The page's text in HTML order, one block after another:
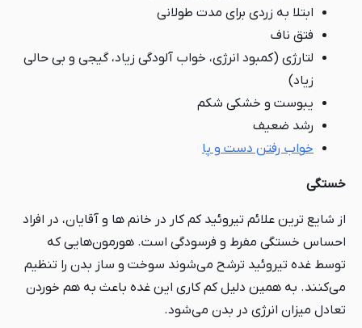
ابتلا به زردی برای مدت طولانی
فتق ناف
لتارژی (کمبود انرژی، خواب آلودگی زیاد، گیجی و بی حالی
زیاد)
یبوست و خشکی شکم
رشد ضعیف
خواب رفتن دست و پا
خستگی
از شایع ترین علائم تیروئید کم کار در خانم ها و آقایان، در افراد
احساس خستگی مفرط و فرسودگی است. هورمون‌هایی که
توسط غده تیروئید ترشح می‌شوند سوخت و ساز بدن را تنظیم
می‌کنند. به همین دلیل کم کاری این غده باعث به هم خوردن
تعادل میزان انرژی در بدن می‌شود.